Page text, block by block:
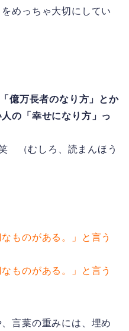
めっちゃ大切にしてい
億万長者のなり方」とか
の「幸せになり方」っ
（むしろ、読まんほう
ものがある。」と言う
ものがある。」と言う
言葉の重みには、埋め